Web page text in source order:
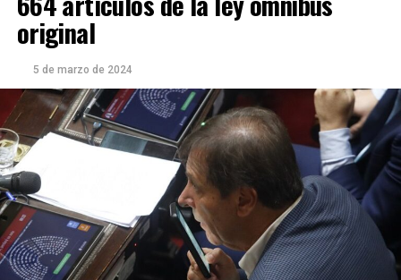
original
5 de marzo de 2024